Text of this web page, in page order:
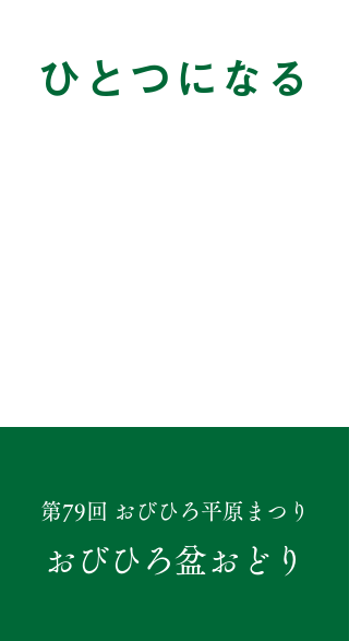
ひとつになる
第79回 おびひろ平原まつり
おびひろ盆おどり